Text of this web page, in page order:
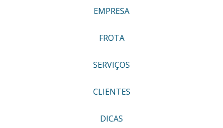
EMPRESA
FROTA
SERVIÇOS
CLIENTES
DICAS